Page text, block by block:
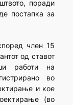
поради
постапка за
член 15
од ставот
работи на
во
и кое
(во